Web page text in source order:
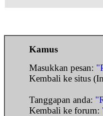
Kamus
Masukkan pesan:
Kembali ke situs
Tanggapan anda:
Kembali ke forum: